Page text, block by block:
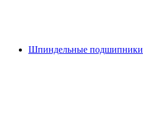
Шпиндельные подшипники